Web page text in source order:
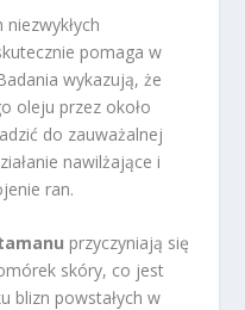
pomaga w
wykazują, że
oleju przez około
do zauważalnej
nawilżające i
ran.
przyczyniają się
skóry, co jest
blizn powstałych w